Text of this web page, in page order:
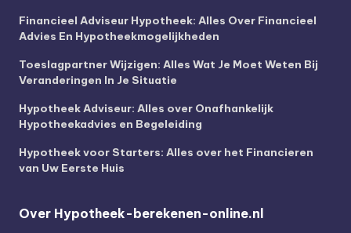
Financieel Adviseur Hypotheek: Alles Over Financieel
Advies En Hypotheekmogelijkheden
Toeslagpartner Wijzigen: Alles Wat Je Moet Weten Bij
Veranderingen In Je Situatie
Hypotheek Adviseur: Alles over Onafhankelijk
Hypotheekadvies en Begeleiding
Hypotheek voor Starters: Alles over het Financieren
van Uw Eerste Huis
Over Hypotheek-berekenen-online.nl